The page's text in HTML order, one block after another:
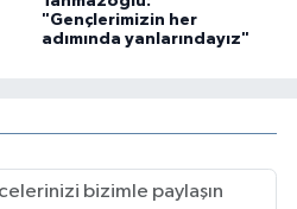
"Gençlerimizin her
adımında yanlarındayız"